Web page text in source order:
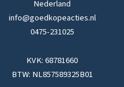
Nederland
info@goedkopeacties.nl
0475-231025
KVK: 68781660
BTW: NL857589325B01